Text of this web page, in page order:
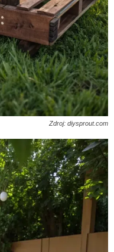
Zdroj: diysprout.com